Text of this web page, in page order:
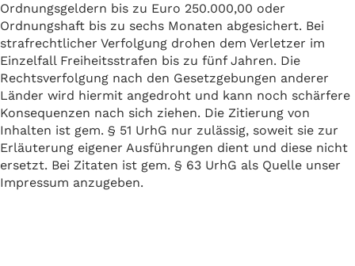
Ordnungsgeldern bis zu Euro 250.000,00 oder
Ordnungshaft bis zu sechs Monaten abgesichert. Bei
strafrechtlicher Verfolgung drohen dem Verletzer im
Einzelfall Freiheitsstrafen bis zu fünf Jahren. Die
Rechtsverfolgung nach den Gesetzgebungen anderer
Länder wird hiermit angedroht und kann noch schärfere
Konsequenzen nach sich ziehen. Die Zitierung von
Inhalten ist gem. § 51 UrhG nur zulässig, soweit sie zur
Erläuterung eigener Ausführungen dient und diese nicht
ersetzt. Bei Zitaten ist gem. § 63 UrhG als Quelle unser
Impressum anzugeben.